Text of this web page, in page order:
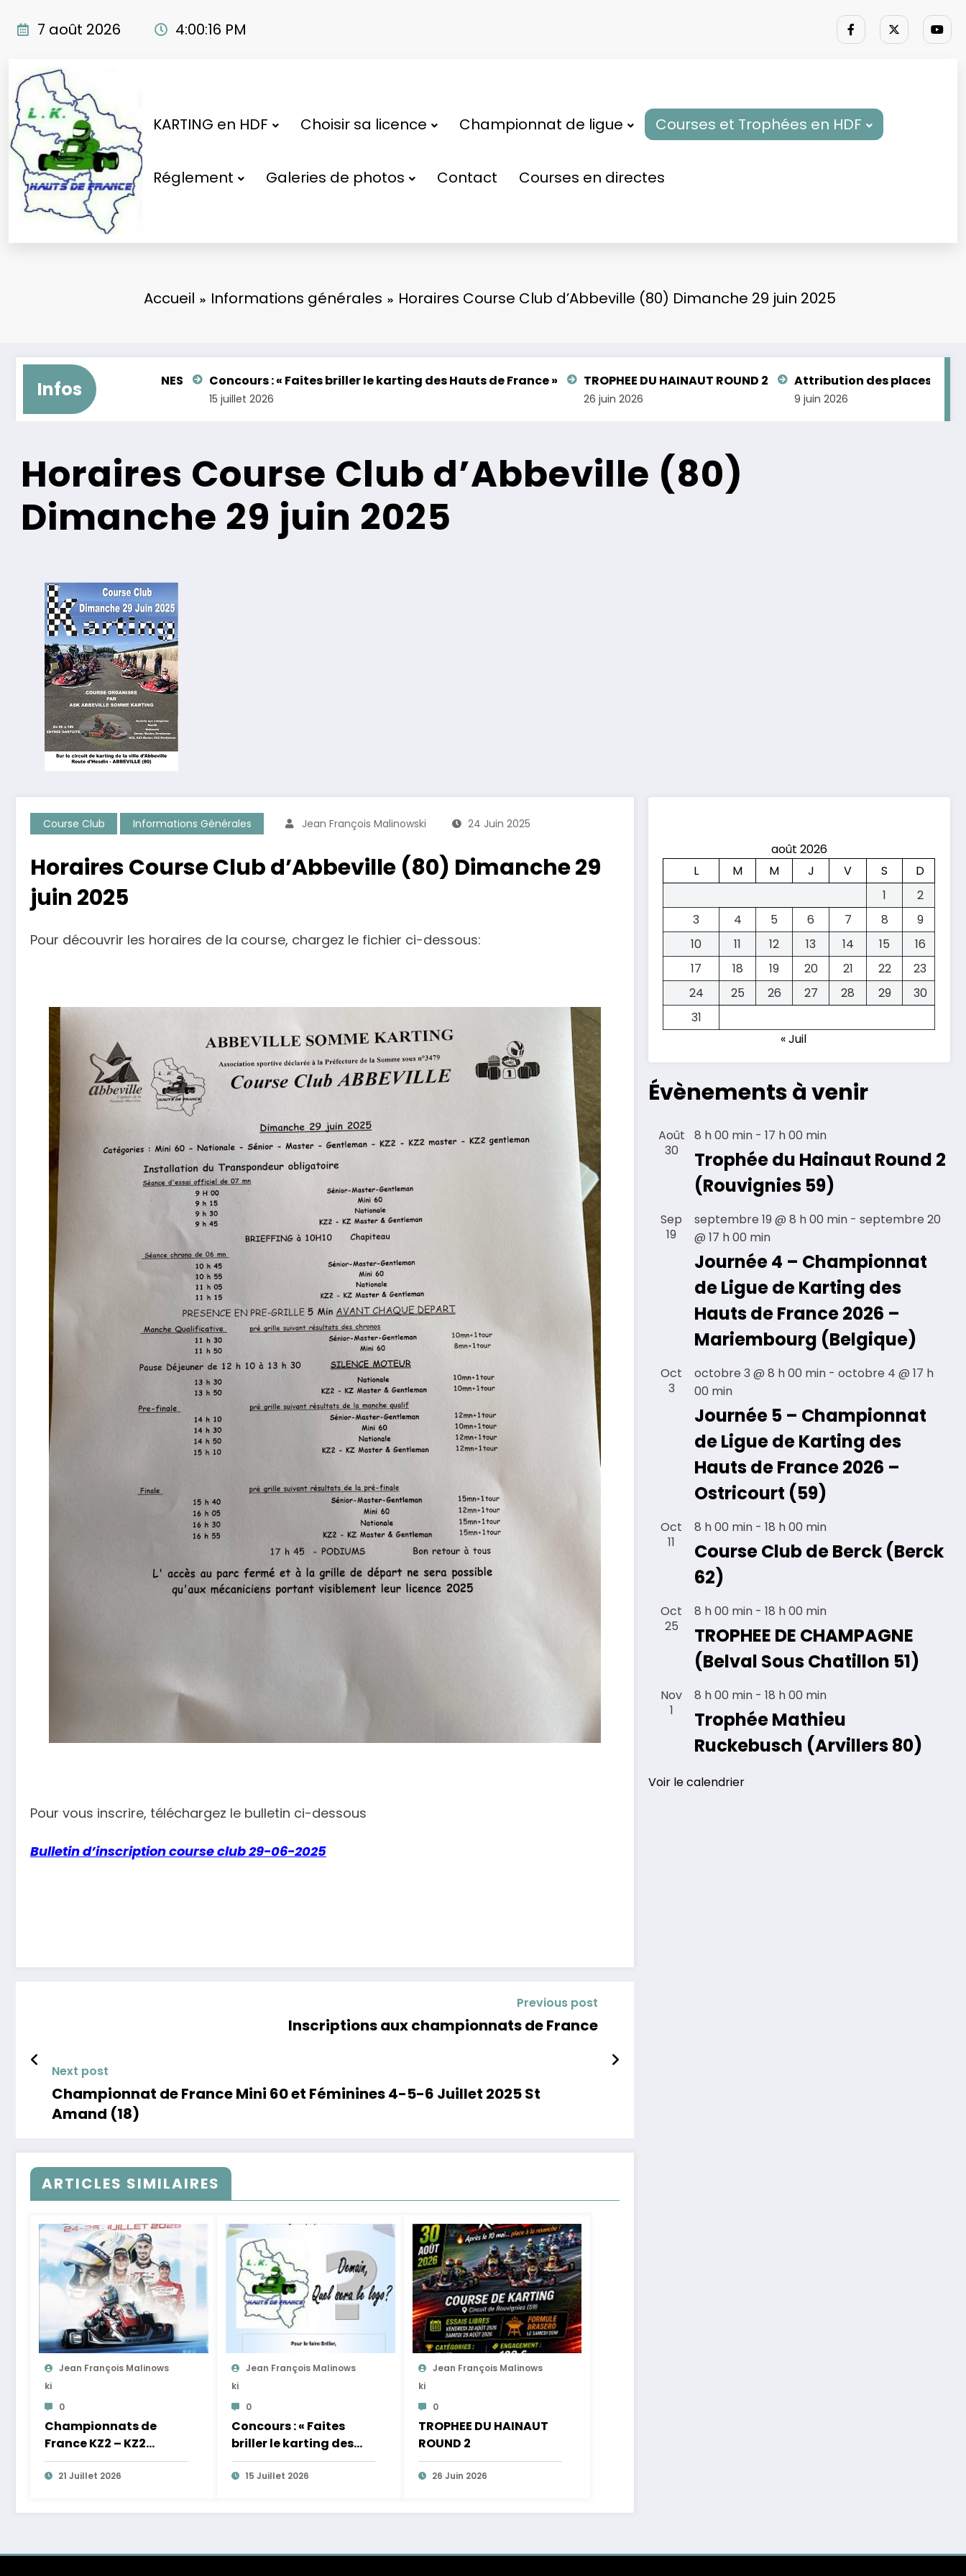
7 août 2026 4:00:17 PM
KARTING en HDF Choisir sa licence Championnat de ligue Courses et Trophées en HDF
Réglement Galeries de photos Contact Courses en directes
Accueil Informations générales Horaires Course Club d’Abbeville (80) Dimanche 29 juin 2025
Infos
FEMININES Concours : « Faites briller le karting des Hauts de France » TROPHEE DU HAINAUT ROUND 2 Attribution des places aux Championnats
Horaires Course Club d’Abbeville (80)
Dimanche 29 juin 2025
Course Club Informations Générales Jean François Malinowski 24 Juin 2025
Horaires Course Club d’Abbeville (80) Dimanche 29
juin 2025
Pour découvrir les horaires de la course, chargez le fichier ci-dessous:
Pour vous inscrire, téléchargez le bulletin ci-dessous
Bulletin d’inscription course club 29-06-2025
Previous post
Inscriptions aux championnats de France
Next post
Championnat de France Mini 60 et Féminines 4-5-6 Juillet 2025 St
Amand (18)
ARTICLES SIMILAIRES
Jean François Malinows
Ki
0
Championnats de
France KZ2 – KZ2
MASTER – KZ2
GENTLEMAN –
21 Juillet 2026
Jean François Malinows
Ki
0
Concours : « Faites
briller le karting des
Hauts de France »
15 Juillet 2026
Jean François Malinows
Ki
0
TROPHEE DU HAINAUT
ROUND 2
26 Juin 2026
août 2026
L
M M J V S
D
1
2
3
4 5 6 7 8
9
10
11 12 13 14 15
16
17
18 19 20 21 22
23
24
25 26 27 28 29
30
31
« Juil
Évènements à venir
Août
30
8 h 00 min -17 h 00 min
Trophée du Hainaut Round 2
(Rouvignies 59)
Sep
19
septembre 19 @ 8 h 00 min -septembre 20
@ 17 h 00 min
Journée 4 – Championnat
de Ligue de Karting des
Hauts de France 2026 –
Mariembourg (Belgique)
Oct
3
octobre 3 @ 8 h 00 min -octobre 4 @ 17 h
00 min
Journée 5 – Championnat
de Ligue de Karting des
Hauts de France 2026 –
Ostricourt (59)
Oct
11
8 h 00 min -18 h 00 min
Course Club de Berck (Berck
62)
Oct
25
8 h 00 min -18 h 00 min
TROPHEE DE CHAMPAGNE
(Belval Sous Chatillon 51)
Nov
1
8 h 00 min -18 h 00 min
Trophée Mathieu
Ruckebusch (Arvillers 80)
Voir le calendrier